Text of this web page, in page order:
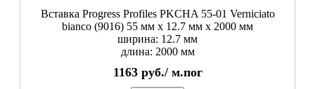
Вставка Progress Profiles PKCHA 55-01 Verniciato
bianco (9016) 55 мм x 12.7 мм х 2000 мм
ширина: 12.7 мм
длина: 2000 мм
1163 руб./ м.пог